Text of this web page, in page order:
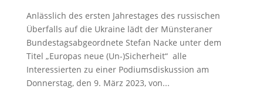
Anlässlich des ersten Jahrestages des russischen
Überfalls auf die Ukraine lädt der Münsteraner
Bundestagsabgeordnete Stefan Nacke unter dem
Titel „Europas neue (Un-)Sicherheit“ alle
Interessierten zu einer Podiumsdiskussion am
Donnerstag, den 9. März 2023, von...